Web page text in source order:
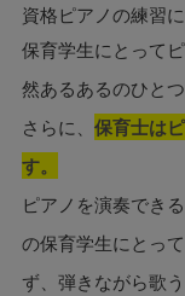
資格ピアノの練習
保育学生にとって
然あるあるのひとつ
さらに、 保育士は
す。
ピアノを演奏でき
の保育学生にとっ
ず、弾きながら歌